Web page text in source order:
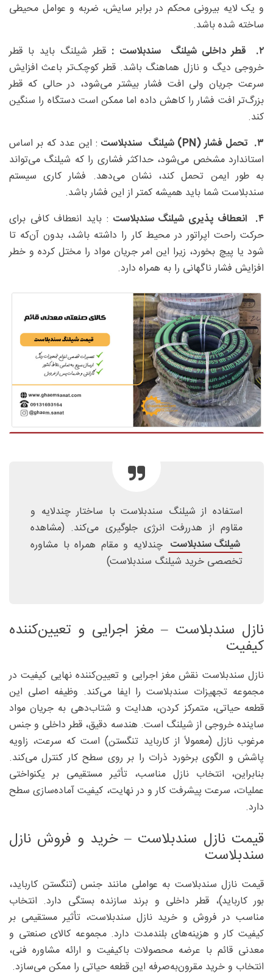
و یک لایه بیرونی محکم در برابر سایش، ضربه و عوامل محیطی
ساخته شده باشد.
۲. قطر داخلی شیلنگ سندبلاست :
قطر شیلنگ باید با قطر
خروجی دیگ و نازل هماهنگ باشد. قطر کوچک‌تر باعث افزایش
سرعت جریان ولی افت فشار بیشتر می‌شود، در حالی که قطر
بزرگ‌تر افت فشار را کاهش داده اما ممکن است دستگاه را سنگین
کند.
۳. تحمل فشار (PN
) شیلنگ سندبلاست : این عدد که بر اساس
استاندارد مشخص می‌شود، حداکثر فشاری را که شیلنگ می‌تواند
به طور ایمن تحمل کند، نشان می‌دهد. فشار کاری سیستم
سندبلاست شما باید همیشه کمتر از این فشار باشد.
۴. انعطاف پذیری شیلنگ سندبلاست
: باید انعطاف کافی برای
حرکت راحت اپراتور در محیط کار را داشته باشد، بدون آن‌که تا
شود یا پیچ بخورد، زیرا این امر جریان مواد را مختل کرده و خطر
افزایش فشار ناگهانی را به همراه دارد.
استفاده از شیلنگ سندبلاست با ساختار چندلایه و
مقاوم از هدررفت انرژی جلوگیری می‌کند. (مشاهده
شیلنگ سندبلاست چندلایه و مقام همراه با مشاوره
تخصصی خرید شیلنگ سندبلاست)
نازل سندبلاست – مغز اجرایی و تعیین‌کننده
کیفیت
نازل سندبلاست نقش مغز اجرایی و تعیین‌کننده نهایی کیفیت در
مجموعه تجهیزات سندبلاست را ایفا می‌کند. وظیفه اصلی این
قطعه حیاتی، متمرکز کردن، هدایت و شتاب‌دهی به جریان مواد
ساینده خروجی از شیلنگ است. هندسه دقیق، قطر داخلی و جنس
مرغوب نازل (معمولاً از کارباید تنگستن) است که سرعت، زاویه
پاشش و الگوی برخورد ذرات را بر روی سطح کار کنترل می‌کند.
بنابراین، انتخاب نازل مناسب، تأثیر مستقیمی بر یکنواختی
عملیات، سرعت پیشرفت کار و در نهایت، کیفیت آماده‌سازی سطح
دارد.
قیمت نازل سندبلاست – خرید و فروش نازل
سندبلاست
قیمت نازل سندبلاست به عواملی مانند جنس (تنگستن کارباید،
بور کارباید)، قطر داخلی و برند سازنده بستگی دارد. انتخاب
مناسب در فروش و خرید نازل سندبلاست، تأثیر مستقیمی بر
کیفیت کار و هزینه‌های بلندمدت دارد. مجموعه کالای صنعتی و
معدنی قائم با عرضه محصولات باکیفیت و ارائه مشاوره فنی،
انتخاب و خرید مقرون‌به‌صرفه این قطعه حیاتی را ممکن می‌سازد.